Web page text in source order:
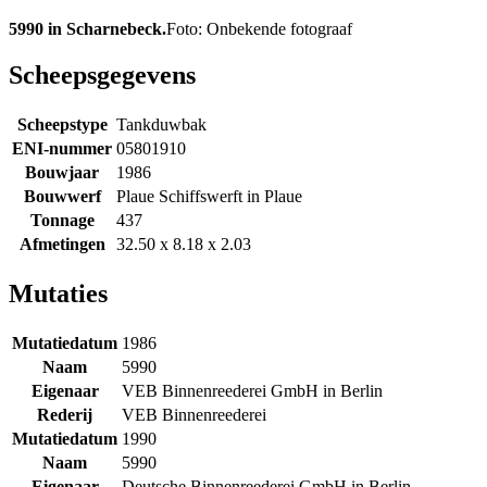
5990 in Scharnebeck.Foto: Onbekende fotograaf
Scheepsgegevens
Scheepstype Tankduwbak
ENI-nummer 05801910
Bouwjaar
1986
Bouwwerf
Plaue Schiffswerft in Plaue
Tonnage
437
Afmetingen
32.50 x 8.18 x 2.03
Mutaties
Mutatiedatum 1986
Naam
5990
Eigenaar
VEB Binnenreederei GmbH in Berlin
Rederij
VEB Binnenreederei
Mutatiedatum 1990
Naam
5990